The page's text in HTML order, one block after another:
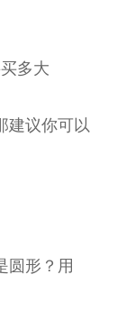
多大
建议你可以
圆形？用